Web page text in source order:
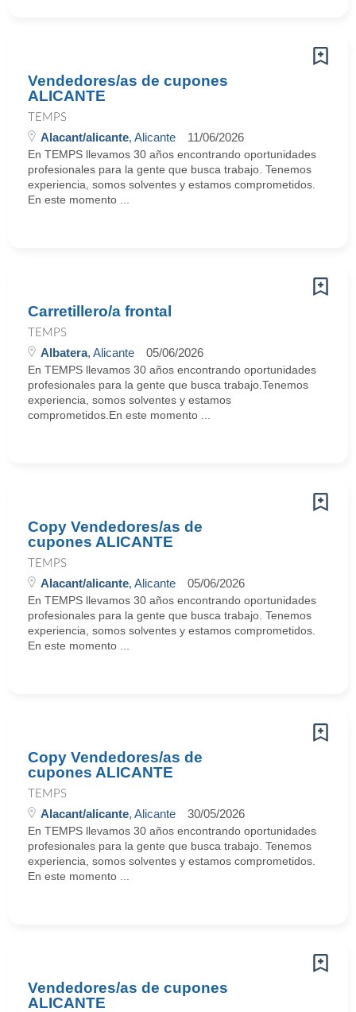
Vendedores/as de cupones
ALICANTE
TEMPS
Alacant/alicante, Alicante 11/06/2026
En TEMPS llevamos 30 años encontrando oportunidades
profesionales para la gente que busca trabajo. Tenemos
experiencia, somos solventes y estamos comprometidos.
En este momento ...
Carretillero/a frontal
TEMPS
Albatera, Alicante 05/06/2026
En TEMPS llevamos 30 años encontrando oportunidades
profesionales para la gente que busca trabajo.Tenemos
experiencia, somos solventes y estamos
comprometidos.En este momento ...
Copy Vendedores/as de
cupones ALICANTE
TEMPS
Alacant/alicante, Alicante 05/06/2026
En TEMPS llevamos 30 años encontrando oportunidades
profesionales para la gente que busca trabajo. Tenemos
experiencia, somos solventes y estamos comprometidos.
En este momento ...
Copy Vendedores/as de
cupones ALICANTE
TEMPS
Alacant/alicante, Alicante 30/05/2026
En TEMPS llevamos 30 años encontrando oportunidades
profesionales para la gente que busca trabajo. Tenemos
experiencia, somos solventes y estamos comprometidos.
En este momento ...
Vendedores/as de cupones
ALICANTE